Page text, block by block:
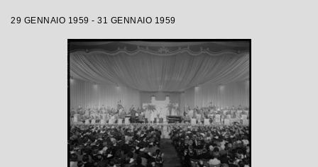
29 GENNAIO 1959 - 31 GENNAIO 1959